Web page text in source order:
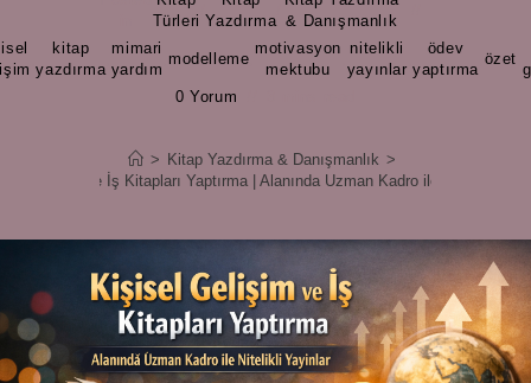
Türleri
/
Yazdırma & Danışmanlık
kitap
yazdırma
mimari
yardım
modelleme
motivasyon
mektubu
nitelikli
yayınlar
ödev
yaptırma
özet
0 Yorum
> Kitap Yazdırma & Danışmanlık >
Gelişim ve İş Kitapları Yaptırma | Alanında Uzman Kadro ile Nitelikli